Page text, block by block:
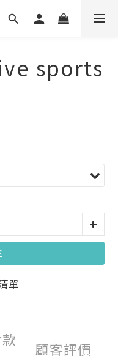
sports
單
顧客評價